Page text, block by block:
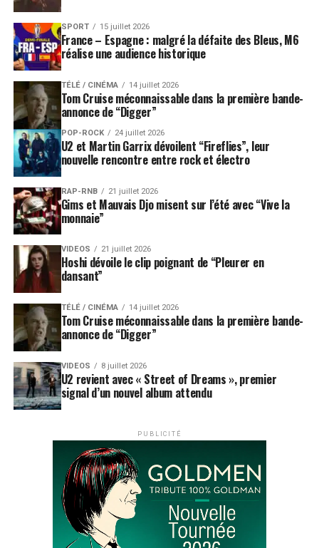
SPORT 15 juillet 2026
France – Espagne : malgré la défaite des Bleus, M6
réalise une audience historique
TÉLÉ / CINÉMA 14 juillet 2026
Tom Cruise méconnaissable dans la première bande-
annonce de “Digger”
POP-ROCK 24 juillet 2026
U2 et Martin Garrix dévoilent “Fireflies”, leur
nouvelle rencontre entre rock et électro
RAP-RNB 21 juillet 2026
Gims et Mauvais Djo misent sur l’été avec “Vive la
monnaie”
VIDEOS 21 juillet 2026
Hoshi dévoile le clip poignant de “Pleurer en
dansant”
TÉLÉ / CINÉMA 14 juillet 2026
Tom Cruise méconnaissable dans la première bande-
annonce de “Digger”
VIDEOS 8 juillet 2026
U2 revient avec « Street of Dreams », premier
signal d’un nouvel album attendu
PUBLICITÉ